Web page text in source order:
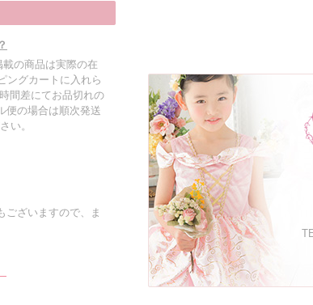
の商品は実際の在
ングカートに入れら
間差にてお品切れの
便の場合は順次発送
い。
ございますので、ま